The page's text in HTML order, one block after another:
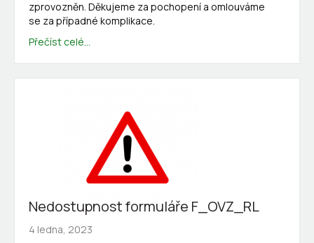
zprovozněn. Děkujeme za pochopení a omlouváme
se za případné komplikace.
Přečíst celé...
Nedostupnost formuláře F_OVZ_RL
4 ledna, 2023